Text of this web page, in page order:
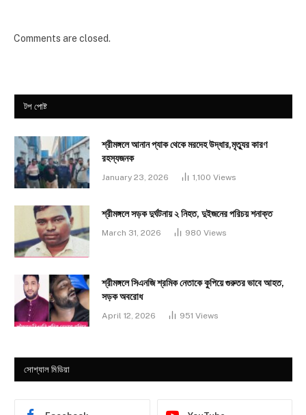
Comments are closed.
টপ পোষ্ট
শ্রীমঙ্গলে আনান প্যাক থেকে মরদেহ উদ্ধার,মৃত্যুর কারণ
রহস্যজনক
January 23, 2026 1,100 Views
শ্রীমঙ্গলে সড়ক দুর্ঘটনায় ২ নিহত, দুইজনের পরিচয় শনাক্ত
March 31, 2026 980 Views
শ্রীমঙ্গলে সিএনজি শ্রমিক নেতাকে কুপিয়ে গুরুতর ভাবে আহত,
সড়ক অবরোধ
April 12, 2026 951 Views
সোশ্যাল মিডিয়া